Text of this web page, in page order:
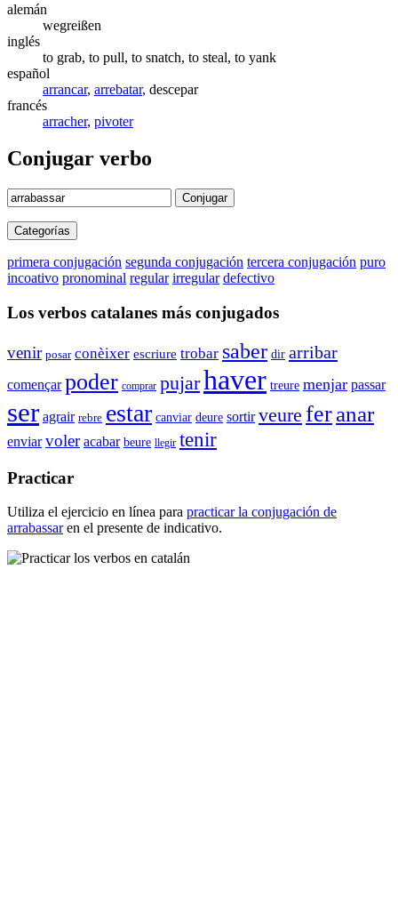
alemán
wegreißen
inglés
to grab, to pull, to snatch, to steal, to yank
español
arrancar, arrebatar, descepar
francés
arracher, pivoter
Conjugar verbo
Conjugar
Categorías
primera conjugación segunda conjugación tercera conjugación puro
incoativo pronominal regular irregular defectivo
Los verbos catalanes más conjugados
venir posar conèixer escriure trobar saber dir arribar
començar poder comprar pujarhaver treure menjar passar
ser agrair rebre estar canviar deure sortir veure feranar
enviar voler acabar beure llegir tenir
Practicar
Utiliza el ejercicio en línea para practicar la conjugación de
arrabassaren el presente de indicativo.